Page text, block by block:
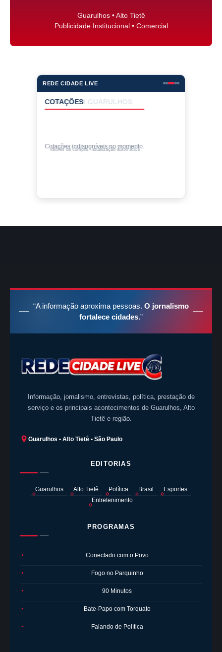
Guarulhos • Alto Tietê
Publicidade Institucional • Comercial
REDE CIDADE LIVE
COTAÇÕES
Cotações indisponíveis no momento.
Valores de compra • atualização automática
“A informação aproxima pessoas. O jornalismo
fortalece cidades.”
Informação, jornalismo, entrevistas, política, prestação de
serviço e os principais acontecimentos de Guarulhos, Alto
Tietê e região.
Guarulhos • Alto Tietê • São Paulo
EDITORIAS
Guarulhos Alto Tietê Política Brasil
Esportes
Entretenimento
PROGRAMAS
● Conectado com o Povo
● Fogo no Parquinho
● 90 Minutos
● Bate-Papo com Torquato
● Falando de Política